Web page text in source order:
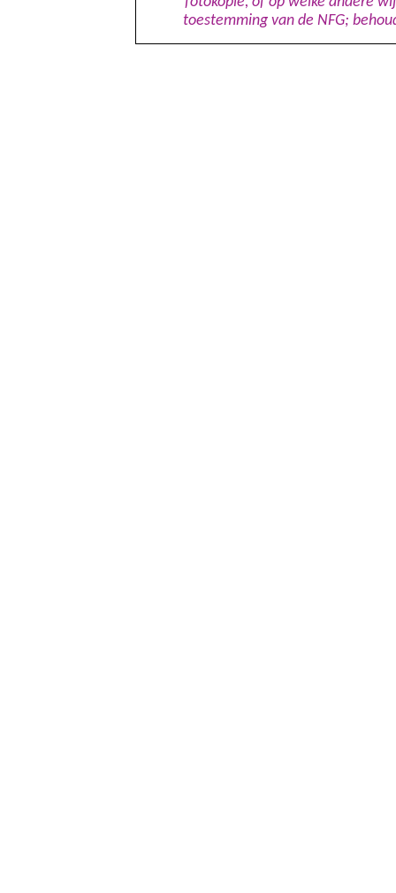
toestemming van de NFG;